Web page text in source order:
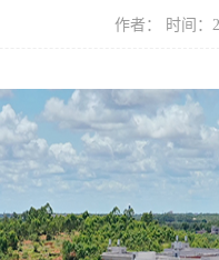
作者： 时间：